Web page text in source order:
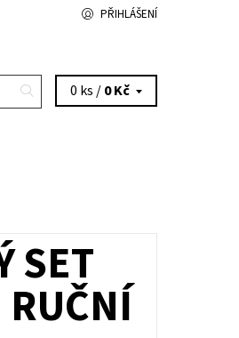
PŘIHLÁŠENÍ
0 ks /0 Kč
SET
RUČNÍ